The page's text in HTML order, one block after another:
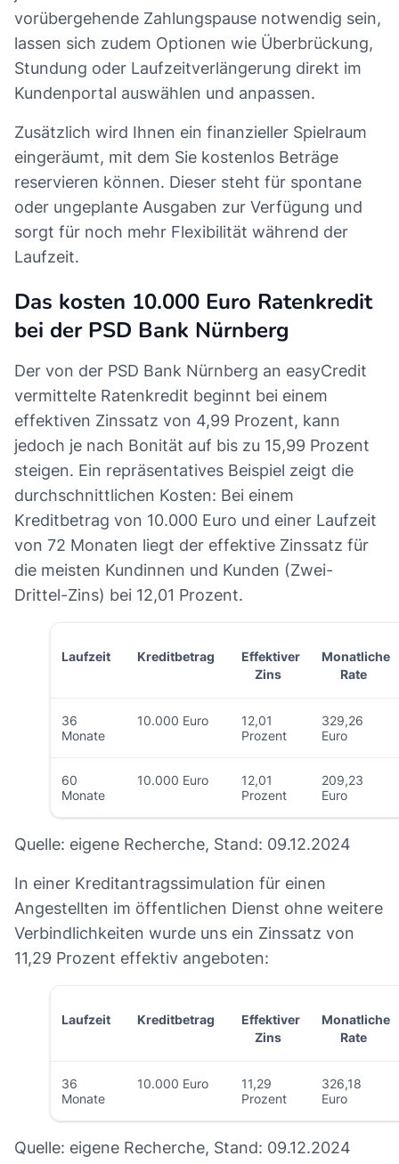
vorübergehende Zahlungspause notwendig sein,
lassen sich zudem Optionen wie Überbrückung,
Stundung oder Laufzeitverlängerung direkt im
Kundenportal auswählen und anpassen.
Zusätzlich wird Ihnen ein finanzieller Spielraum
eingeräumt, mit dem Sie kostenlos Beträge
reservieren können. Dieser steht für spontane
oder ungeplante Ausgaben zur Verfügung und
sorgt für noch mehr Flexibilität während der
Laufzeit.
Das kosten 10.000 Euro Ratenkredit
bei der PSD Bank Nürnberg
Der von der PSD Bank Nürnberg an easyCredit
vermittelte Ratenkredit beginnt bei einem
effektiven Zinssatz von 4,99 Prozent, kann
jedoch je nach Bonität auf bis zu 15,99 Prozent
steigen. Ein repräsentatives Beispiel zeigt die
durchschnittlichen Kosten: Bei einem
Kreditbetrag von 10.000 Euro und einer Laufzeit
von 72 Monaten liegt der effektive Zinssatz für
die meisten Kundinnen und Kunden (Zwei-
Drittel-Zins) bei 12,01 Prozent.
Laufzeit Kreditbetrag
Effektiver
Zins
Monatliche
Rate
36
Monate
10.000 Euro
12,01
Prozent
329,26
Euro
60
Monate
10.000 Euro
12,01
Prozent
209,23
Euro
Quelle: eigene Recherche, Stand: 09.12.2024
In einer Kreditantragssimulation für einen
Angestellten im öffentlichen Dienst ohne weitere
Verbindlichkeiten wurde uns ein Zinssatz von
11,29 Prozent effektiv angeboten:
Laufzeit Kreditbetrag
Effektiver
Zins
Monatliche
Rate
36
Monate
10.000 Euro
11,29
Prozent
326,18
Euro
Quelle: eigene Recherche, Stand: 09.12.2024